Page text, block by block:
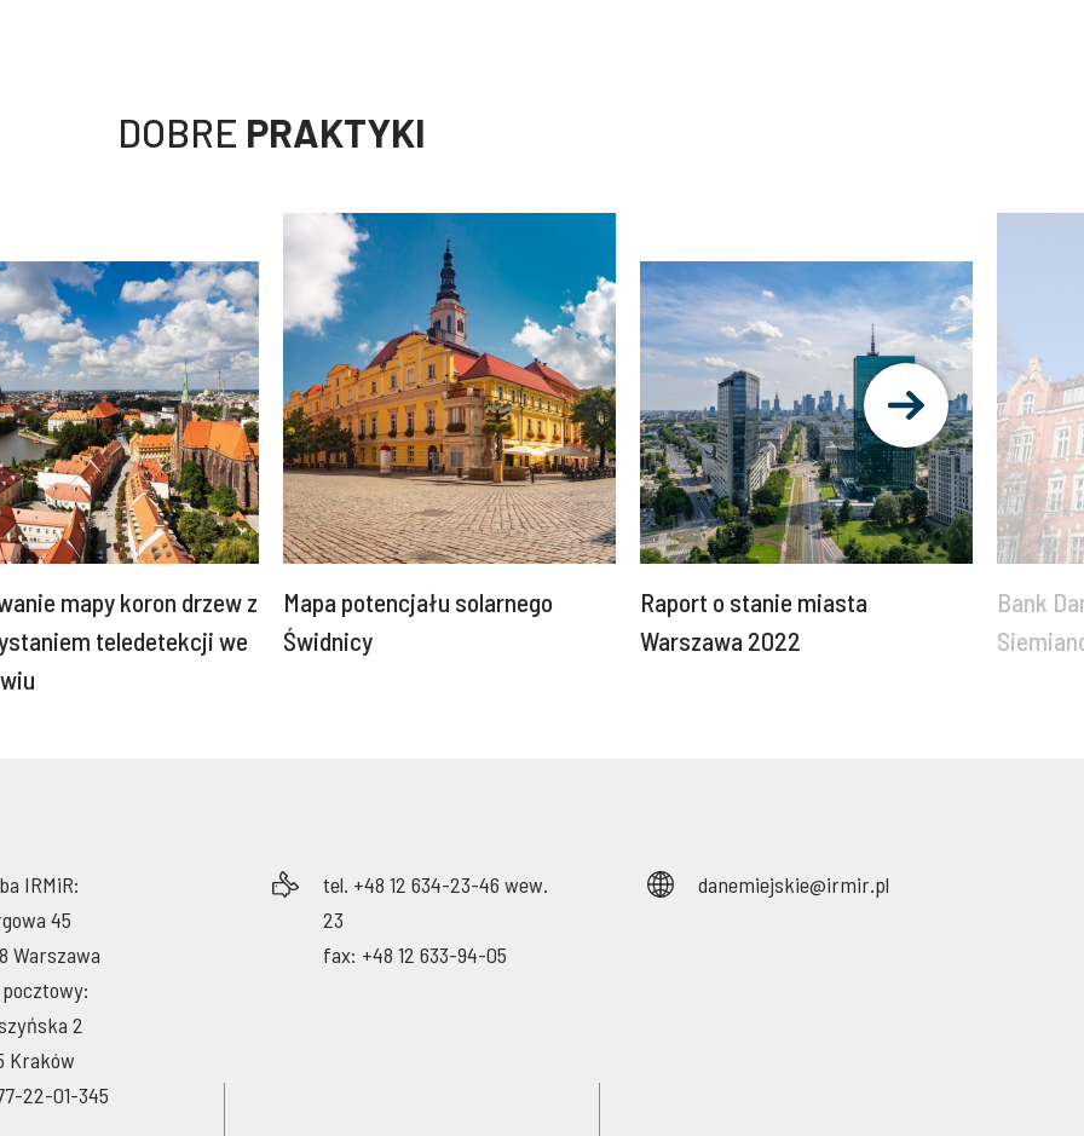
DOBRE PRAKTYKI
mapy koron drzew z
teledetekcji we
Mapa potencjału solarnego
Świdnicy
Raport o stanie miasta
Warszawa 2022
Bank
Pokaż
następny
slajd
IRMiR:
45
Warszawa
2
Kraków
22-01-345
tel. +48 12 634-23-46 wew.
23
fax: +48 12 633-94-05
danemiejskie@irmir.pl